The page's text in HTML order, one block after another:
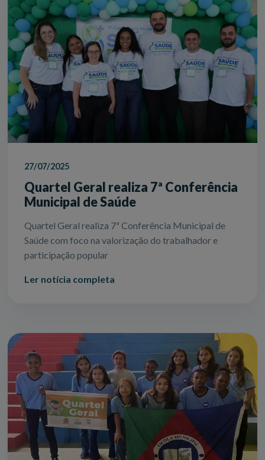
27/07/2025
Quartel Geral realiza 7ª Conferência
Municipal de Saúde
Quartel Geral realiza 7ª Conferência Municipal de
Saúde com foco na valorização do trabalhador e
participação popular
Ler notícia completa